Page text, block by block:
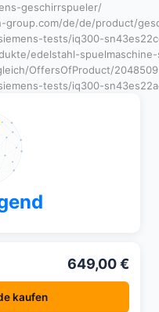
geschirrspueler/
de/de/product/
tests/iq300-
edelstahl-
OffersOfProduct/
tests/iq300-
649,00 €
kaufen